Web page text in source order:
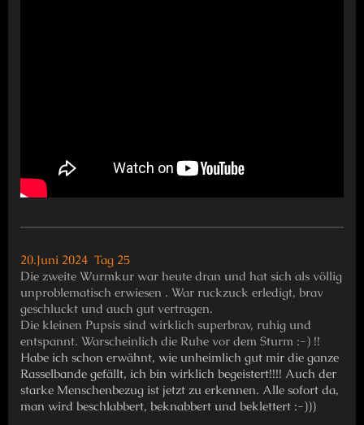
20.Juni 2024 Tag 25
Die zweite Wurmkur war heute dran und hat sich als völlig
unproblematisch erwiesen . War ruckzuck erledigt, brav
geschluckt und auch gut vertragen.
Die kleinen Pupsis sind wirklich superbrav, ruhig und
entspannt. Warscheinlich die Ruhe vor dem Sturm :-) !!
Habe ich schon erwähnt, wie unheimlich gut mir die ganze
Rasselbande gefällt, ich bin wirklich begeistert!!!! Auch der
starke Menschenbezug ist jetzt zu erkennen. Alle sofort da,
man wird beschlabbert, beknabbert und beklettert :-)))